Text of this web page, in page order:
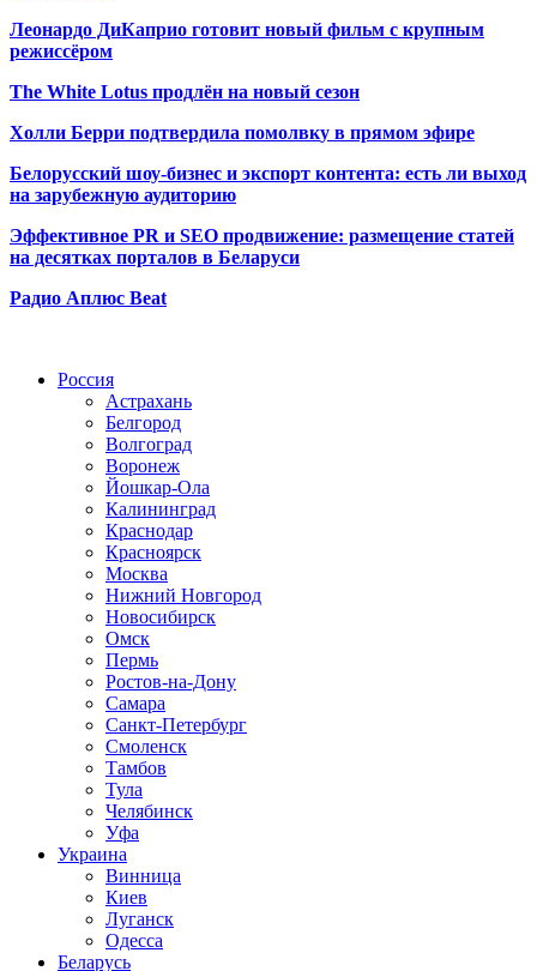
Леонардо ДиКаприо готовит новый фильм с крупным
режиссёром
The White Lotus продлён на новый сезон
Холли Берри подтвердила помолвку в прямом эфире
Белорусский шоу-бизнес и экспорт контента: есть ли выход
на зарубежную аудиторию
Эффективное PR и SEO продвижение: размещение статей
на десятках порталов в Беларуси
Радио Аплюс Beat
Россия
Астрахань
Белгород
Волгоград
Воронеж
Йошкар-Ола
Калининград
Краснодар
Красноярск
Москва
Нижний Новгород
Новосибирск
Омск
Пермь
Ростов-на-Дону
Самара
Санкт-Петербург
Смоленск
Тамбов
Тула
Челябинск
Уфа
Украина
Винница
Киев
Луганск
Одесса
Беларусь